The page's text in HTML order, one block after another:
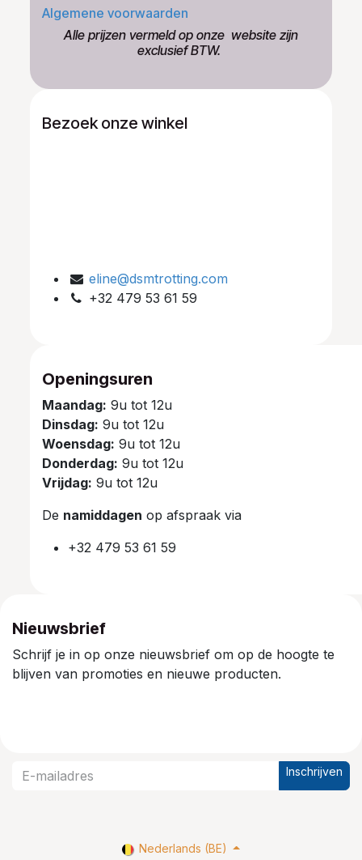
Algemene voorwaarden
​Alle prijzen vermeld op onze ​website zijn
exclusief BTW.
Bezoek onze winkel
eline@dsmtrotting.com
+32 479 53 61 59
Openingsuren
Maandag: 9u tot 12u
Dinsdag: 9u tot 12u
Woensdag: 9u tot 12u
Donderdag: 9u tot 12u
Vrijdag: 9u tot 12u
De namiddagen op afspraak via
+32 479 53 61 59
Nieuwsbrief
Schrijf je in op onze nieuwsbrief om op de hoogte te
blijven van promoties en nieuwe producten.
Inschrijven
Nederlands (BE)